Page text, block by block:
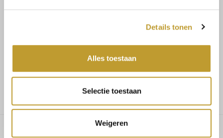
Details tonen
Alles toestaan
Selectie toestaan
Weigeren
Voor 17.30u besteld, dezelfde dag verzonden
Gratis verzending vanaf €75,-